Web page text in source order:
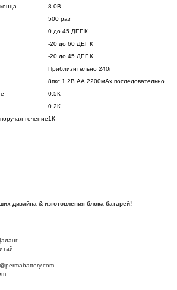
8.0В
500 раз
0 до 45 ДЕГ К
-20 до 60 ДЕГ К
-20 до 45 ДЕГ К
Приблизительно 240г
8пкс 1.2В АА 2200мАх последовательно
0.5К
0.2К
течение1К
дизайна & изготовления блока батарей!